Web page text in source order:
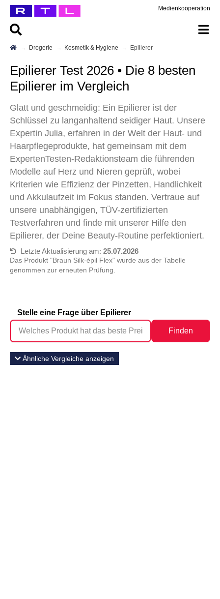
Medienkooperation
Drogerie Kosmetik & Hygiene Epilierer
Epilierer Test 2026 • Die 8 besten
Epilierer im Vergleich
Glatt und geschmeidig: Ein Epilierer ist der
Schlüssel zu langanhaltend seidiger Haut. Unsere
Expertin Julia, erfahren in der Welt der Haut- und
Haarpflegeprodukte, hat gemeinsam mit dem
ExpertenTesten-Redaktionsteam die führenden
Modelle auf Herz und Nieren geprüft, wobei
Kriterien wie Effizienz der Pinzetten, Handlichkeit
und Akkulaufzeit im Fokus standen. Vertraue auf
unsere unabhängigen, TÜV-zertifizierten
Testverfahren und finde mit unserer Hilfe den
Epilierer, der Deine Beauty-Routine perfektioniert.
Letzte Aktualisierung am: 25.07.2026
Das Produkt "Braun Silk-épil Flex" wurde aus der Tabelle
genommen zur erneuten Prüfung.
Stelle eine Frage über Epilierer
Finden
Ähnliche Vergleiche anzeigen